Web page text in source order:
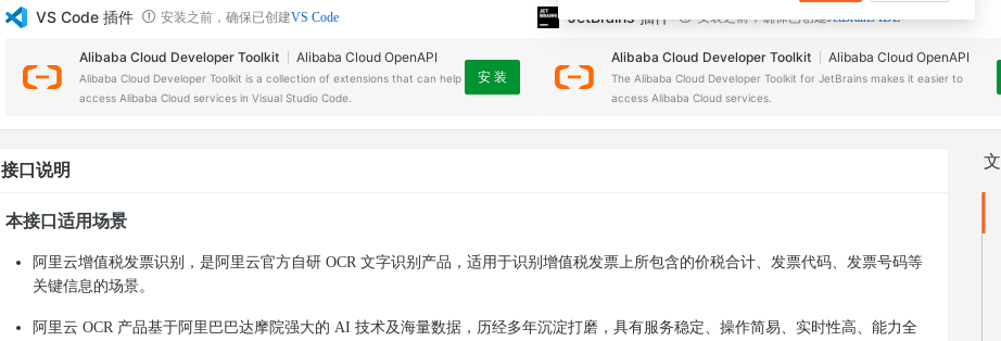
VS Code 插件 安装之前，确保已创建VS Code
Alibaba Cloud Developer Toolkit Alibaba Cloud OpenAPI
Alibaba Cloud Developer Toolkit is a collection of extensions that can help
access Alibaba Cloud services in Visual Studio Code.
安 装
JetBrains 插件 安装之前，确保已创建JetBrains IDE
Alibaba Cloud Developer Toolkit Alibaba Cloud OpenAPI
The Alibaba Cloud Developer Toolkit for JetBrains makes it easier to
access Alibaba Cloud services.
接口说明
本接口适用场景
阿里云增值税发票识别，是阿里云官方自研 OCR 文字识别产品，适用于识别增值税发票上所包含的价税合计、发票代码、发票号码等
关键信息的场景。
阿里云 OCR 产品基于阿里巴巴达摩院强大的 AI 技术及海量数据，历经多年沉淀打磨，具有服务稳定、操作简易、实时性高、能力全